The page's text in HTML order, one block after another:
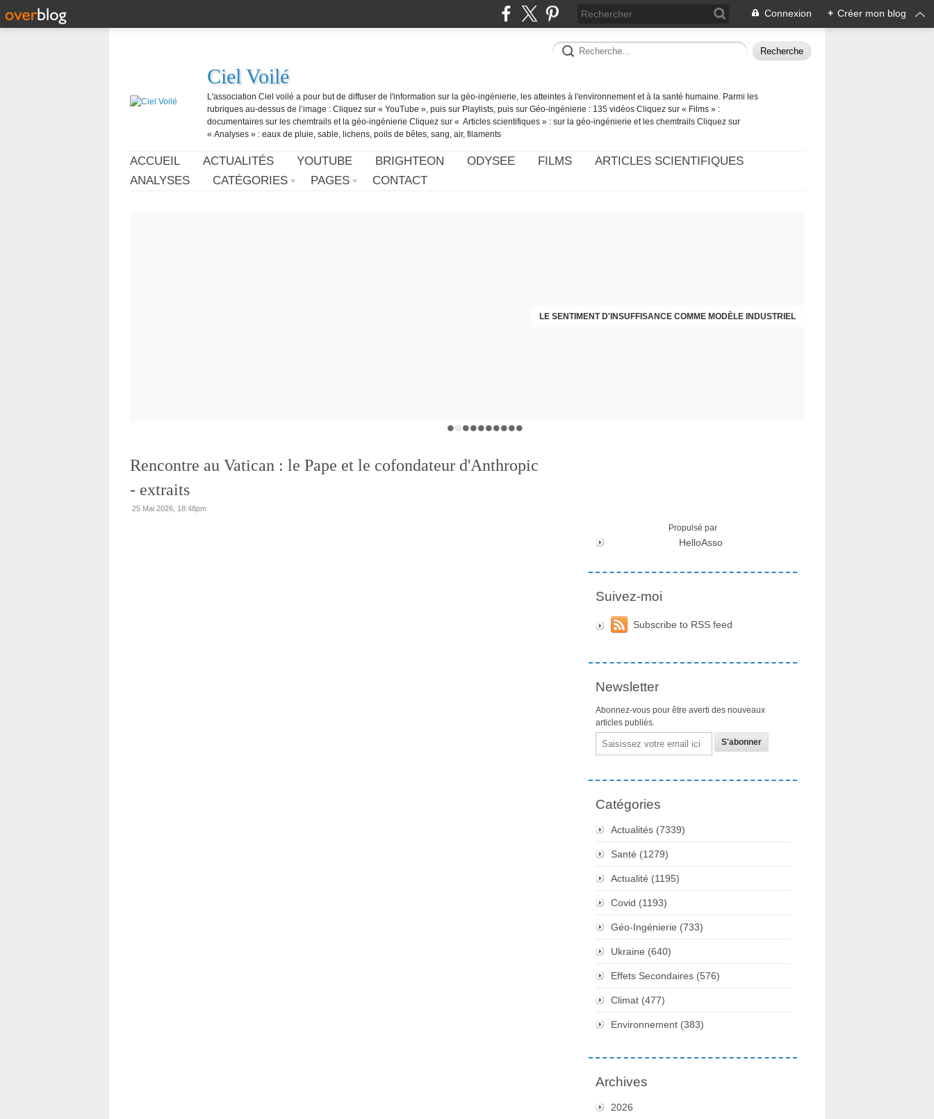
Connexion + Créer mon blog
Ciel Voilé
L'association Ciel voilé a pour but de diffuser de l'information sur la géo-ingénierie, les atteintes à l'environnement et à la santé humaine. Parmi les
rubriques au-dessus de l’image : Cliquez sur « YouTube », puis sur Playlists, puis sur Géo-ingénierie : 135 vidéos Cliquez sur « Films » :
documentaires sur les chemtrails et la géo-ingénierie Cliquez sur « Articles scientifiques » : sur la géo-ingénierie et les chemtrails Cliquez sur
« Analyses » : eaux de pluie, sable, lichens, poils de bêtes, sang, air, filaments
ACCUEIL ACTUALITÉS YOUTUBE BRIGHTEON ODYSEE FILMS
ARTICLES SCIENTIFIQUES
ANALYSES
CATÉGORIES PAGES CONTACT
LE SENTIMENT D'INSUFFISANCE COMME MODÈLE INDUSTRIEL
DÉNI MÉDICAL SUR LES EFFETS SECONDAIRES
Rencontre au Vatican : le Pape et le cofondateur d'Anthropic
- extraits
25 Mai 2026, 18:48pm
Propulsé par
HelloAsso
Suivez-moi
Subscribe to RSS feed
Newsletter
Abonnez-vous pour être averti des nouveaux
articles publiés.
Email
Catégories
Actualités (7339)
Santé (1279)
Actualité (1195)
Covid (1193)
Géo-Ingénierie (733)
Ukraine (640)
Effets Secondaires (576)
Climat (477)
Environnement (383)
Archives
2026